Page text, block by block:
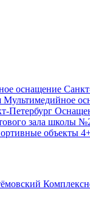
оснащение
Мультимедийное
Петербург
зала школы
объекты